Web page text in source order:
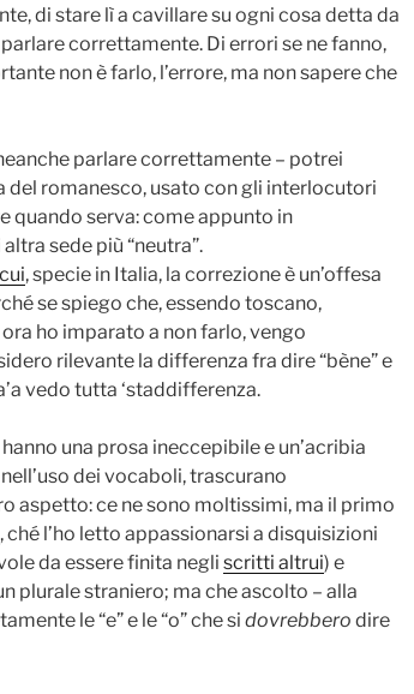
di stare lì a cavillare su ogni cosa detta da
correttamente. Di errori se ne fanno,
non è farlo, l’errore, ma non sapere che
parlare correttamente – potrei
del romanesco, usato con gli interlocutori
quando serva: come appunto in
sede più “neutra”.
, specie in Italia, la correzione è un’offesa
se spiego che, essendo toscano,
ora ho imparato a non farlo, vengo
rilevante la differenza fra dire “bène” e
vedo tutta ‘staddifferenza.
una prosa ineccepibile e un’acribia
dei vocaboli, trascurano
aspetto: ce ne sono moltissimi, ma il primo
, ché l’ho letto appassionarsi a disquisizioni
da essere finita negli scritti altrui) e
plurale straniero; ma che ascolto – alla
le “e” e le “o” che si dovrebbero dire